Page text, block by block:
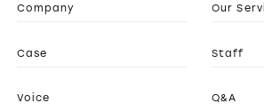
Company Our
Case Staff
Voice Q&A